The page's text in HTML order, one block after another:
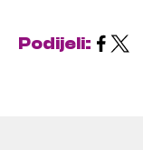
Podijeli: